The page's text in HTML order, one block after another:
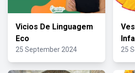
Vicios De Linguagem
Eco
25 September 2024 25